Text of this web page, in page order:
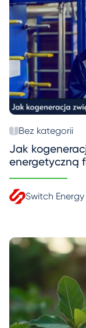
Bez kategorii
Jak
energetyczną
Switch Energy